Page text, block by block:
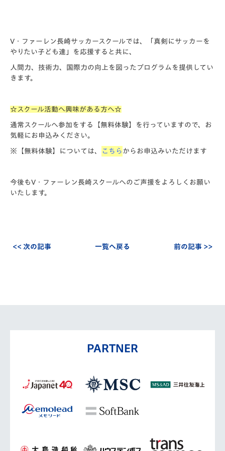
V・ファーレン長崎サッカースクールでは、「 真剣にサッカーを
やりたい子ども達 」を応援すると共に、
人間力、技術力、国際力の向上を図ったプログラムを提供してい
きます。
☆ スクール活動へ興味がある方へ☆
通常スクールへ参加をする【無料体験】を行っていますので、お
気軽にお申込みください。
※【無料体験】については、 こちら からお申込みいただけます
今後もV・ファーレン長崎スクールへのご声援をよろしくお願い
いたします。
<< 次の記事 一覧へ戻る 前の記事 >>
PARTNER